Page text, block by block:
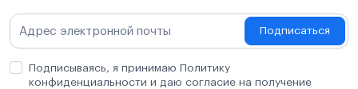
Подписаться
Подписываясь, я принимаю Политику
конфиденциальности и даю согласие на получение